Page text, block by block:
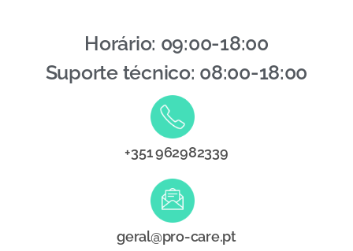
Horário: 09:00-18:00
Suporte técnico: 08:00-18:00
+351 962982339
geral@pro-care.pt